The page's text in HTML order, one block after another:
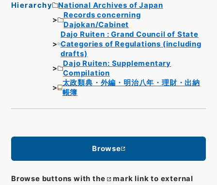
Hierarchy
National Archives of Japan
Records concerning
Dajokan/Cabinet
Dajo Ruiten : Grand Council of State
Categories of Regulations (including
drafts)
Dajo Ruiten: Supplementary
Compilation
太政類典・外編・明治八年・理財・出納
帳簿
Browse
Browse buttons with the
mark link to external